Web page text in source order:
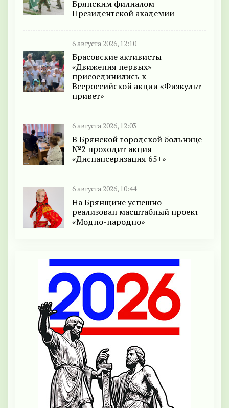
Брянским филиалом
Президентской академии
6 августа 2026, 12:10
Брасовские активисты
«Движения первых»
присоединились к
Всероссийской акции «Физкульт-
привет»
6 августа 2026, 12:03
В Брянской городской больнице
№2 проходит акция
«Диспансеризация 65+»
6 августа 2026, 10:44
На Брянщине успешно
реализован масштабный проект
«Модно-народно»